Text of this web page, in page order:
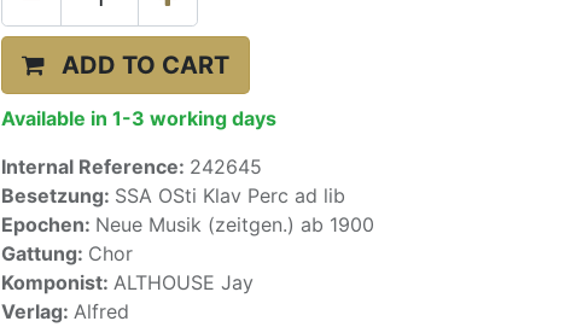
ADD TO CART
Available in 1-3 working days
Internal Reference: 242645
Besetzung: SSA OSti Klav Perc ad lib
Epochen: Neue Musik (zeitgen.) ab 1900
Gattung: Chor
Komponist: ALTHOUSE Jay
Verlag: Alfred